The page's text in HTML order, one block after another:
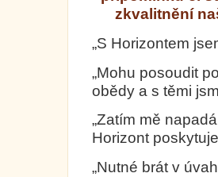
zkvalitnění
„S Horizontem
„Mohu posoudit
obědy a s těmi
„Zatím mě
Horizont
„Nutné brát v